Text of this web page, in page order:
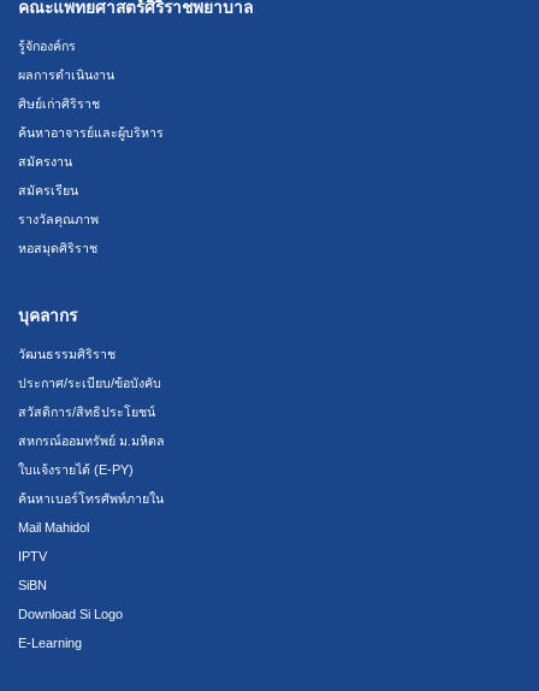
คณะแพทยศาสตร์ศิริราชพยาบาล
รู้จักองค์กร
ผลการดำเนินงาน
ศิษย์เก่าศิริราช
ค้นหาอาจารย์และผู้บริหาร
สมัครงาน
สมัครเรียน
รางวัลคุณภาพ
หอสมุดศิริราช
บุคลากร
วัฒนธรรมศิริราช
ประกาศ/ระเบียบ/ข้อบังคับ
สวัสดิการ/สิทธิประโยชน์
สหกรณ์ออมทรัพย์ ม.มหิดล
ใบแจ้งรายได้ (E-PY)
ค้นหาเบอร์โทรศัพท์ภายใน
Mail Mahidol
IPTV
SiBN
Download Si Logo
E-Learning